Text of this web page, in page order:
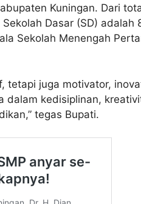
Kuningan. Dari
Dasar (SD) adalah
Sekolah Menengah
tetapi juga motivator,
dalam kedisiplinan,
tegas Bupati.